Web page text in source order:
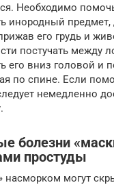
Необходимо
инородный предмет,
его грудь и
постучать между
его вниз головой и
по спине. Если
немедленно
болезни
простуды
насморком могут